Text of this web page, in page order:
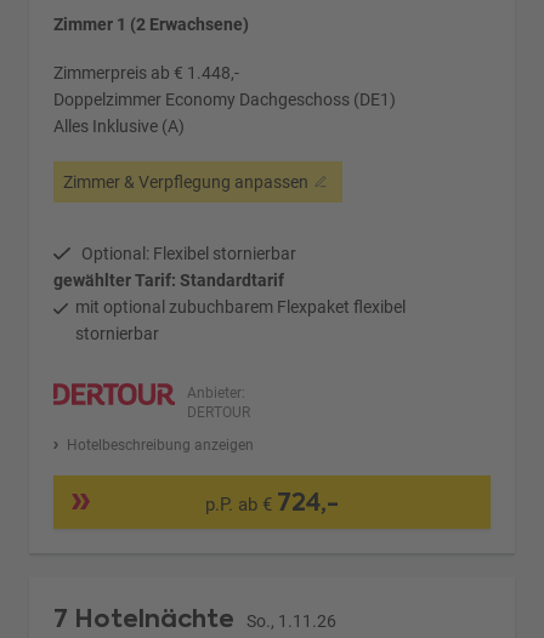
Zimmer 1 (2 Erwachsene)
Zimmerpreis ab € 1.448,-
Doppelzimmer Economy Dachgeschoss (DE1)
Alles Inklusive (A)
Zimmer & Verpflegung anpassen
Optional: Flexibel stornierbar
gewählter Tarif: Standardtarif
mit optional zubuchbarem Flexpaket flexibel
stornierbar
Anbieter:
DERTOUR
Hotelbeschreibung anzeigen
p.P. ab € 724,-
7 Hotelnächte So., 1.11.26